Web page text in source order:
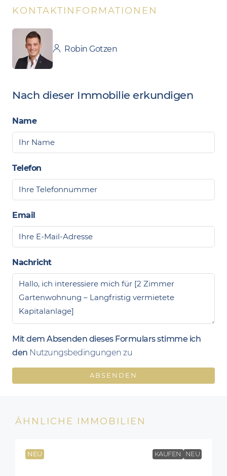
KONTAKTINFORMATIONEN
Robin Gotzen
Nach dieser Immobilie erkundigen
Name
Telefon
Email
Nachricht
Mit dem Absenden dieses Formulars stimme ich
den Nutzungsbedingungen zu
ABSENDEN
ÄHNLICHE IMMOBILIEN
NEU KAUFEN NEU